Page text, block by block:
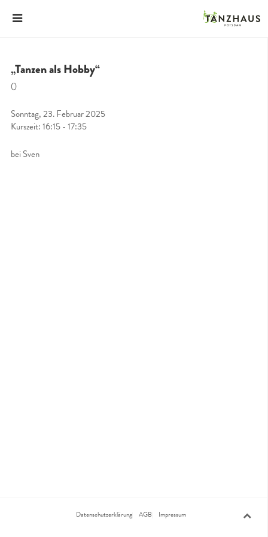
„Tanzen als Hobby“
()
Sonntag, 23. Februar 2025
Kurszeit: 16:15 - 17:35
bei Sven
Datenschutzerklärung AGB Impressum